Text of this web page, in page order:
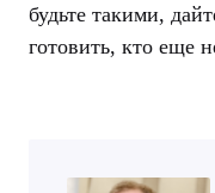
будьте такими,
готовить, кто еще